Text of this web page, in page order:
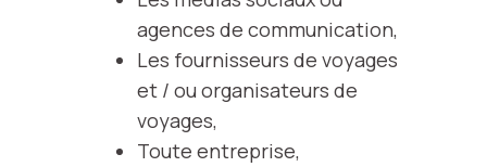
agences de communication,
Les fournisseurs de voyages
et / ou organisateurs de
voyages,
Toute entreprise,